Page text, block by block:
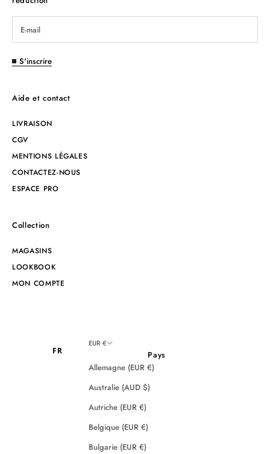
S'inscrire
Aide et contact
LIVRAISON
CGV
MENTIONS LÉGALES
CONTACTEZ-NOUS
ESPACE PRO
Collection
MAGASINS
LOOKBOOK
MON COMPTE
FR
EUR €
Pays
Allemagne (EUR €)
Australie (AUD $)
Autriche (EUR €)
Belgique (EUR €)
Bulgarie (EUR €)